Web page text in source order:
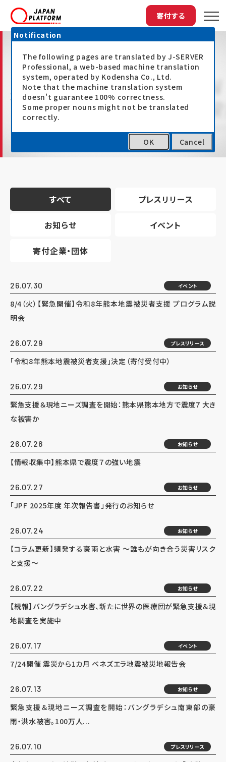
寄付する
最新情報
すべて プレスリリース
お知らせ イベント
寄付企業・団体
26.07.30 イベント
8/4（火）【緊急開催】令和8年熊本地震被災者支援 プログラム説
明会
26.07.29 プレスリリース
「令和8年熊本地震被災者支援」決定（寄付受付中）
26.07.29 お知らせ
緊急支援＆現地ニーズ調査を開始：熊本県熊本地方で震度7 大き
な被害か
26.07.28 お知らせ
【情報収集中】熊本県で震度７の強い地震
26.07.27 お知らせ
「JPF 2025年度 年次報告書」発行のお知らせ
26.07.24 お知らせ
【コラム更新】頻発する豪雨と水害 ～誰もが向き合う災害リスク
と支援～
26.07.22 お知らせ
【続報】バングラデシュ水害、新たに世界の医療団が緊急支援＆現
地調査を実施中
26.07.17 イベント
7/24開催 震災から1カ月 ベネズエラ地震被災地報告会
26.07.13 お知らせ
緊急支援＆現地ニーズ調査を開始：バングラデシュ南東部の豪
雨・洪水被害。100万人...
26.07.10 プレスリリース
Notification
The following pages are translated by J-SERVER
Professional, a web-based machine translation
system, operated by Kodensha Co., Ltd.
Note that the machine translation system
doesn't guarantee 100% correctness.
Some proper nouns might not be translated
correctly.
OK Cancel